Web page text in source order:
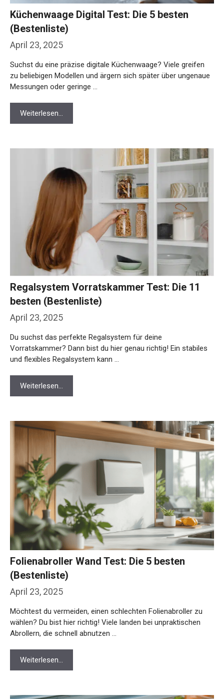
April 23, 2025
Küchenwaage Digital Test: Die 5 besten
(Bestenliste)
Suchst du eine präzise digitale Küchenwaage? Viele greifen
zu beliebigen Modellen und ärgern sich später über ungenaue
Messungen oder geringe …
Weiterlesen…
April 23, 2025
Regalsystem Vorratskammer Test: Die 11
besten (Bestenliste)
Du suchst das perfekte Regalsystem für deine
Vorratskammer? Dann bist du hier genau richtig! Ein stabiles
und flexibles Regalsystem kann …
Weiterlesen…
April 23, 2025
Folienabroller Wand Test: Die 5 besten
(Bestenliste)
Möchtest du vermeiden, einen schlechten Folienabroller zu
wählen? Du bist hier richtig! Viele landen bei unpraktischen
Abrollern, die schnell abnutzen …
Weiterlesen…